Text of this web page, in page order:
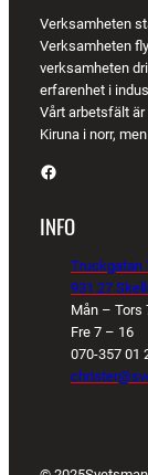
Verksamheten
Verksamheten
verksamheten
erfarenhet i
Vårt arbetsfält är
Kiruna i norr,
Facebook
INFO
Truckgatan
931 27
Mån – Tors
Fre 7 – 16
070-357 01